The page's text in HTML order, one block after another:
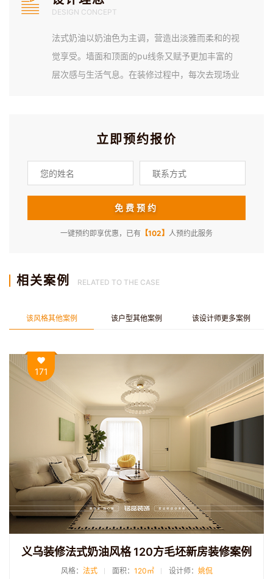
DESIGN CONCEPT
法式奶油以奶油色为主调，营造出淡雅而柔和的视
觉享受。墙面和顶面的pu线条又赋予更加丰富的
层次感与生活气息。在装修过程中，每次去现场业
立即预约报价
一键预约即享优惠，已有 【102】 人预约此服务
相关案例 RELATED TO THE CASE
该风格其他案例 该户型其他案例 该设计师更多案例
171
义乌装修法式奶油风格 120方毛坯新房装修案例
风格： 法式 面积： 120㎡ 设计师： 姚侃